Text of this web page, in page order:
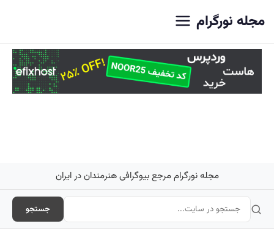
مجله نورگرام
مجله نورگرام مرجع بیوگرافی هنرمندان در ایران
جستجو